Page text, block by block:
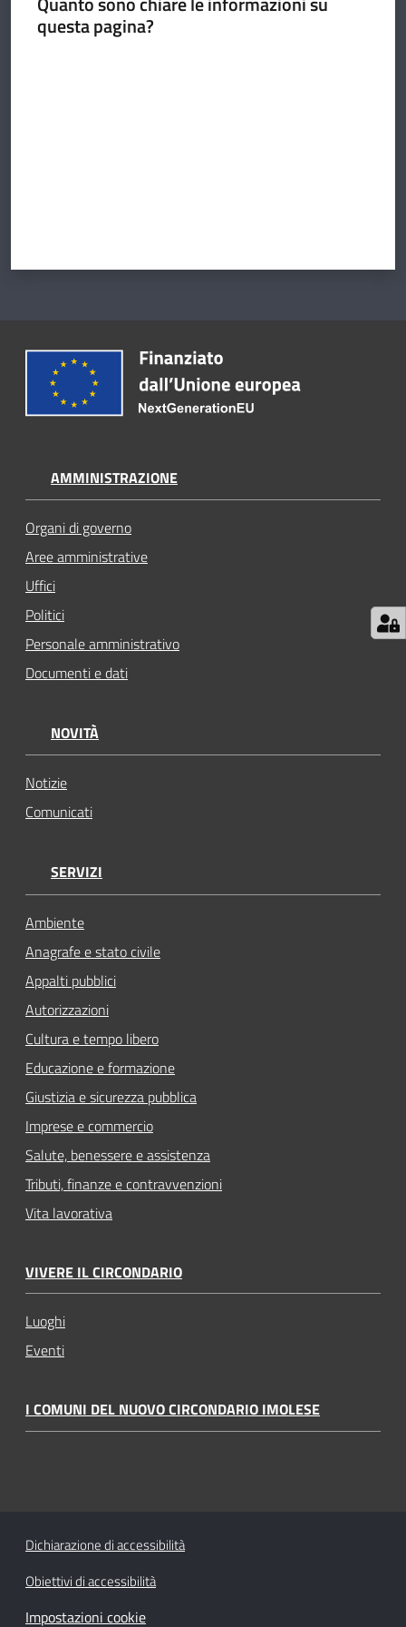
questa pagina?
AMMINISTRAZIONE
Organi di governo
Aree amministrative
Uffici
Politici
Personale amministrativo
Documenti e dati
NOVITÀ
Notizie
Comunicati
SERVIZI
Ambiente
Anagrafe e stato civile
Appalti pubblici
Autorizzazioni
Cultura e tempo libero
Educazione e formazione
Giustizia e sicurezza pubblica
Imprese e commercio
Salute, benessere e assistenza
Tributi, finanze e contravvenzioni
Vita lavorativa
VIVERE IL CIRCONDARIO
Luoghi
Eventi
I COMUNI DEL NUOVO CIRCONDARIO IMOLESE
Dichiarazione di accessibilità
Obiettivi di accessibilità
Impostazioni cookie